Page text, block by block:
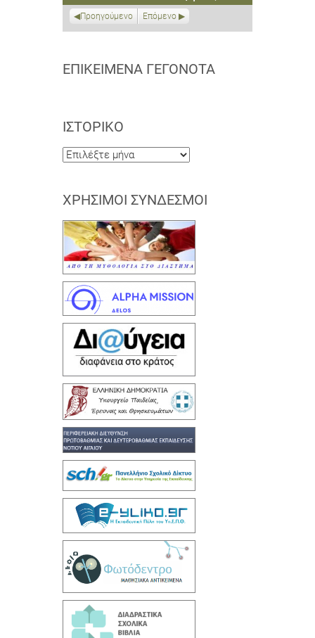
Προηγούμενο Επόμενο
ΕΠΙΚΕΊΜΕΝΑ ΓΕΓΟΝΌΤΑ
ΙΣΤΟΡΙΚΌ
Ιστορικό
ΧΡΉΣΙΜΟΙ ΣΎΝΔΕΣΜΟΙ